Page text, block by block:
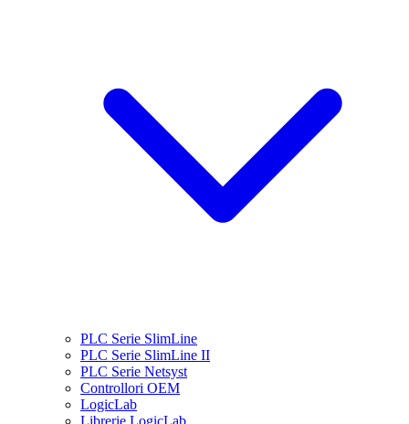
PLC Serie SlimLine
PLC Serie SlimLine II
PLC Serie Netsyst
Controllori OEM
LogicLab
Librerie LogicLab